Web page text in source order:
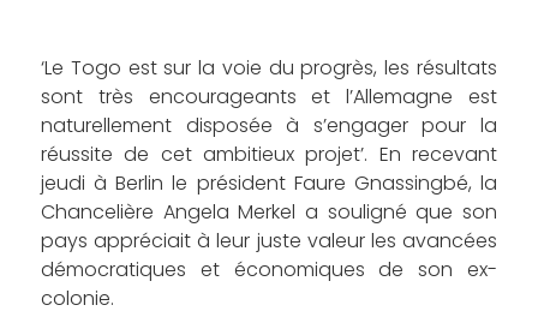
‘Le Togo est sur la voie du progrès, les résultats
sont très encourageants et l’Allemagne est
naturellement disposée à s’engager pour la
réussite de cet ambitieux projet’. En recevant
jeudi à Berlin le président Faure Gnassingbé, la
Chancelière Angela Merkel a souligné que son
pays appréciait à leur juste valeur les avancées
démocratiques et économiques de son ex-
colonie.